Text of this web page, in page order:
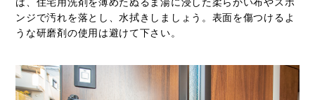
ンジで汚れを落とし、水拭きしましょう。表面を傷つけるよ
うな研磨剤の使用は避けて下さい。